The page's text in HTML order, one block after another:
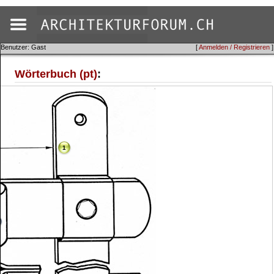
[Anmelden / Registrieren ]
Benutzer: Gast
Wörterbuch (pt):
1